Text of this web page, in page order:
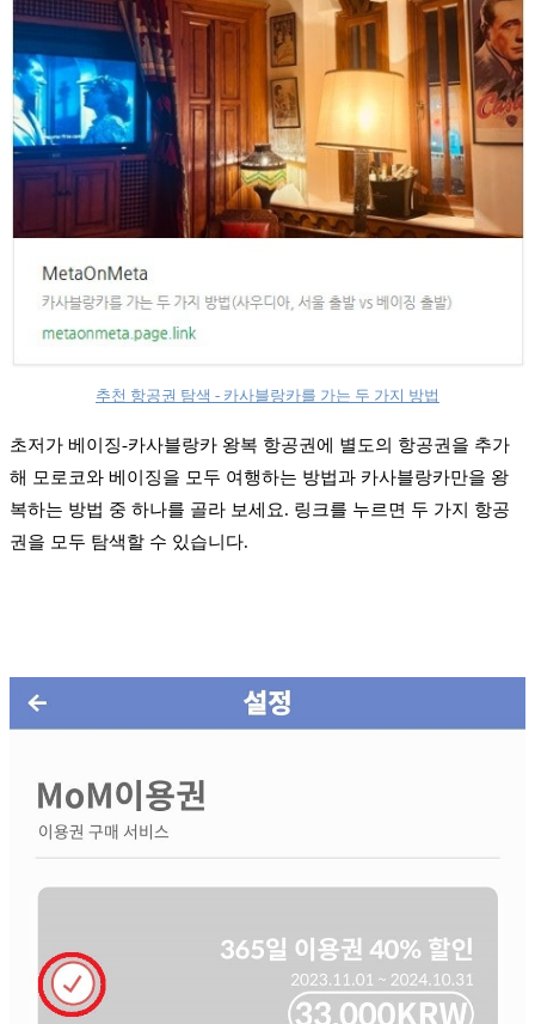
추천 항공권 탐색 - 카사블랑카를 가는 두 가지 방법
초저가 베이징-카사블랑카 왕복 항공권에 별도의 항공권을 추가
해 모로코와 베이징을 모두 여행하는 방법과 카사블랑카만을 왕
복하는 방법 중 하나를 골라 보세요. 링크를 누르면 두 가지 항공
권을 모두 탐색할 수 있습니다.